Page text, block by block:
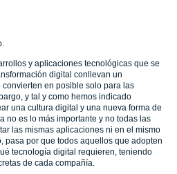
y aplicaciones tecnológicas que se
digital conllevan un
en posible solo para las
y tal y como hemos indicado
una cultura digital y una nueva forma de
no es lo más importante y no todas las
las mismas aplicaciones ni en el mismo
pasa por que todos aquellos que adopten
tecnología digital requieren, teniendo
de cada compañía.